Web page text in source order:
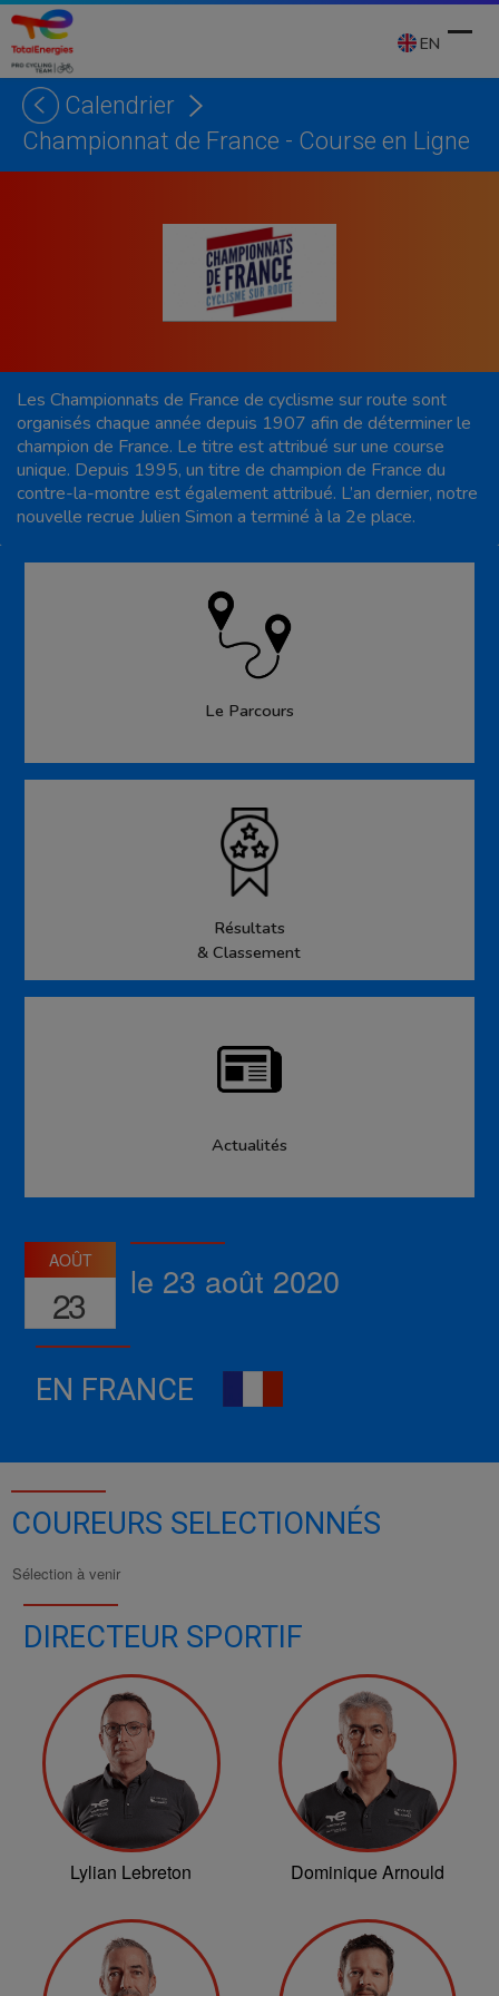
Skip
content
EN
Calendrier
Championnat de France - Course en Ligne
Les Championnats de France de cyclisme sur route sont
organisés chaque année depuis 1907 afin de déterminer le
champion de France. Le titre est attribué sur une course
unique. Depuis 1995, un titre de champion de France du
contre-la-montre est également attribué. L’an dernier, notre
nouvelle recrue Julien Simon a terminé à la 2e place.
Le Parcours
Résultats
& Classement
Actualités
AOÛT
23
le 23 août 2020
EN FRANCE
COUREURS SELECTIONNÉS
Sélection à venir
DIRECTEUR SPORTIF
Lylian Lebreton Dominique Arnould